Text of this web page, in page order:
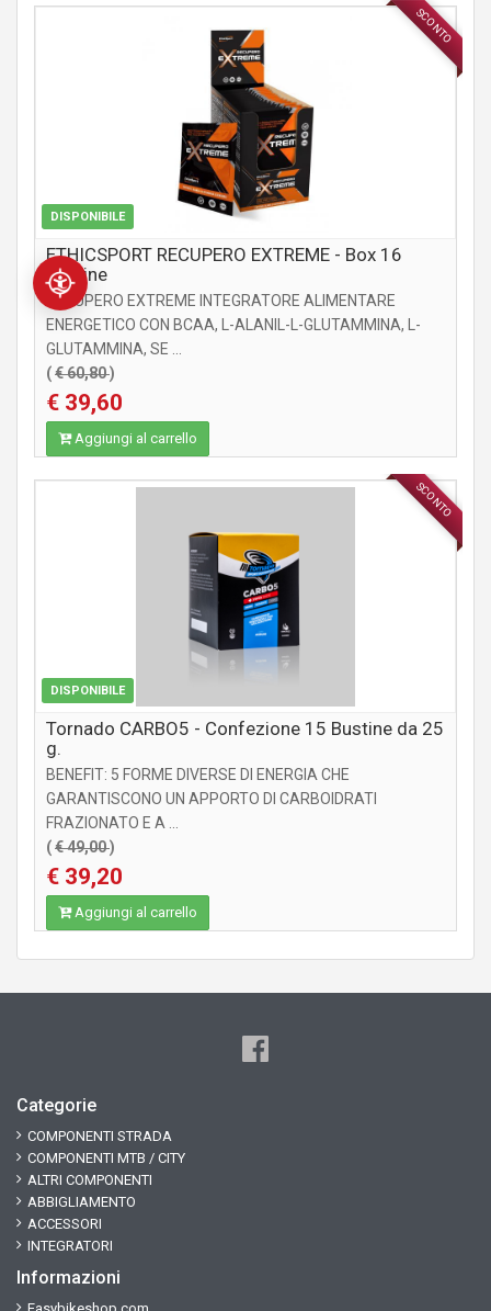
SCONTO
DISPONIBILE
INTEGRATORI
ETHICSPORT RECUPERO EXTREME - Box 16
Bustine
RECUPERO EXTREME INTEGRATORE ALIMENTARE
ENERGETICO CON BCAA, L-ALANIL-L-GLUTAMMINA, L-
GLUTAMMINA, SE ...
(€ 60,80)
€ 39,60
Aggiungi al carrello
SCONTO
DISPONIBILE
INTEGRATORI
Tornado CARBO5 - Confezione 15 Bustine da 25
g.
BENEFIT: 5 FORME DIVERSE DI ENERGIA CHE
GARANTISCONO UN APPORTO DI CARBOIDRATI
FRAZIONATO E A ...
(€ 49,00)
€ 39,20
Aggiungi al carrello
Categorie
COMPONENTI STRADA
COMPONENTI MTB / CITY
ALTRI COMPONENTI
ABBIGLIAMENTO
ACCESSORI
INTEGRATORI
Informazioni